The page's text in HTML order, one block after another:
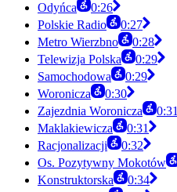
Odyńca
0:26
Polskie Radio
0:27
Metro Wierzbno
0:28
Telewizja Polska
0:29
Samochodowa
0:29
Woronicza
0:30
Zajezdnia Woronicza
0:31
Maklakiewicza
0:31
Racjonalizacji
0:32
Os. Pozytywny Mokotów
Konstruktorska
0:34